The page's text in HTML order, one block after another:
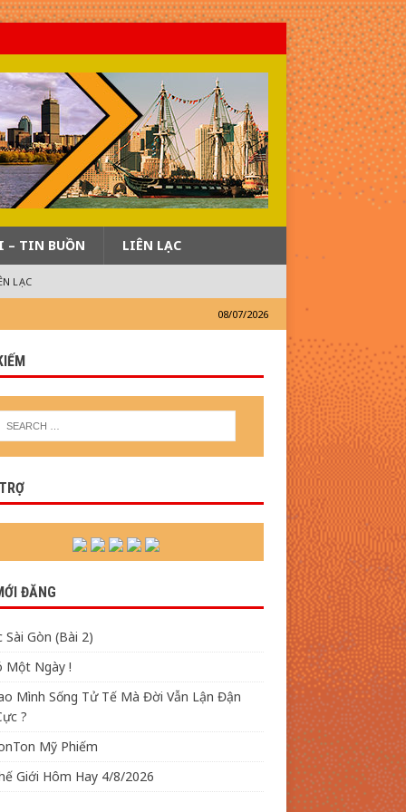
– TIN BUỒN LIÊN LẠC
LẠC
08/07/2026
ĐĂNG
Sài Gòn (Bài 2)
Một Ngày !
Mình Sống Tử Tế Mà Đời Vẫn Lận Đận
?
Mỹ Phiếm
Giới Hôm Hay 4/8/2026